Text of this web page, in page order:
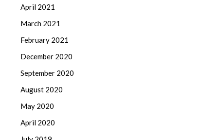
April 2021
March 2021
February 2021
December 2020
September 2020
August 2020
May 2020
April 2020